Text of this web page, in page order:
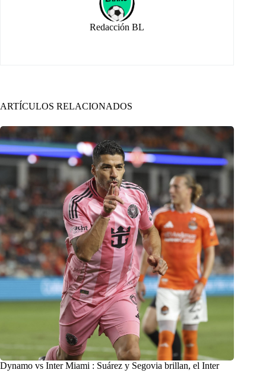
Redacción BL
ARTÍCULOS RELACIONADOS
Dynamo vs Inter Miami : Suárez y Segovia brillan, el Inter